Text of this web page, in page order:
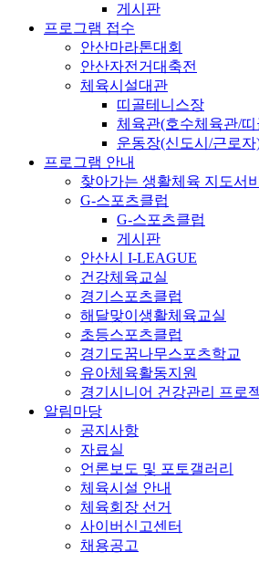
게시판
프로그램 접수
안산마라톤대회
안산자전거대축전
체육시설대관
띠골테니스장
체육관(호수체육관/
운동장(신도시/근로자
프로그램 안내
찾아가는 생활체육 지도서
G-스포츠클럽
G-스포츠클럽
게시판
안산시 I-LEAGUE
건강체육교실
경기스포츠클럽
해달맞이생활체육교실
초등스포츠클럽
경기도꿈나무스포츠학교
유아체육활동지원
경기시니어 건강관리 프로
알림마당
공지사항
자료실
언론보도 및 포토갤러리
체육시설 안내
체육회장 선거
사이버신고센터
채용공고